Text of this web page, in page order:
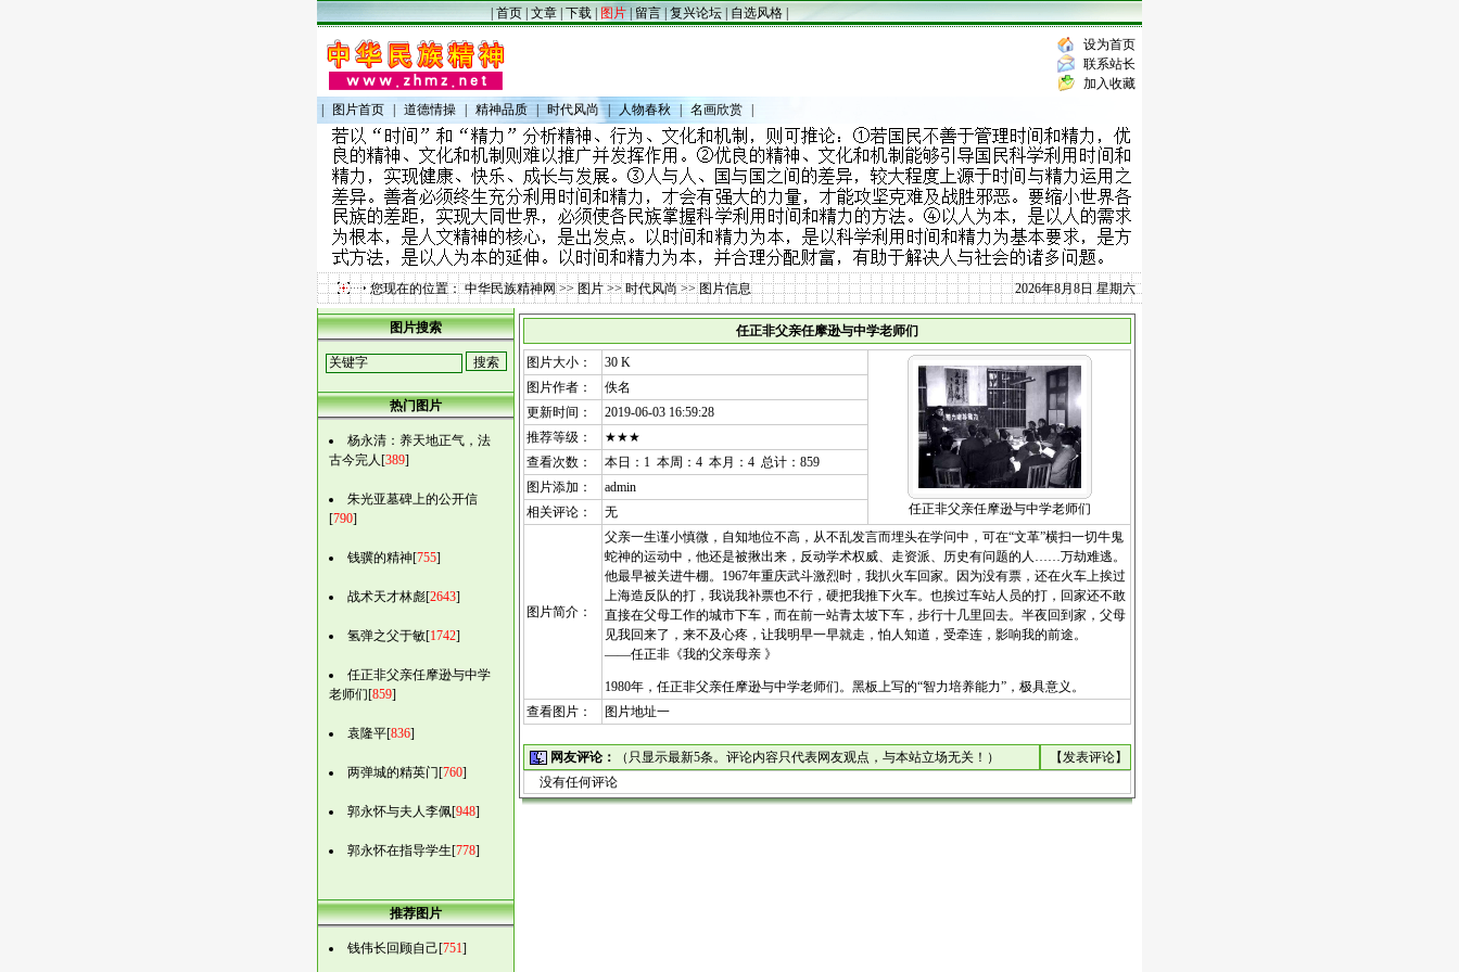
|首页|文章|下载| 图片|留言|复兴论坛 |自选风格
设为首页
联系站长
加入收藏
图片首页 道德情操 精神品质 时代风尚 人物春秋 名画欣赏
您现在的位置：中华民族精神网>>图片>>时代风尚>> 图片信息 2026年8月8日 星期六
图片搜索
热门图片
杨永清：养天地正气，法
古今完人[389]
朱光亚墓碑上的公开信
[790]
钱骥的精神[755]
战术天才林彪[2643]
氢弹之父于敏[1742]
任正非父亲任摩逊与中学
老师们[859]
袁隆平[836]
两弹城的精英门[760]
郭永怀与夫人李佩[948]
郭永怀在指导学生[778]
推荐图片
钱伟长回顾自己[751]
任正非父亲任摩逊与中学老师们
图片大小： 30 K
任正非父亲任摩逊与中学老师们
图片作者：
佚名
更新时间：
2019-06-03 16:59:28
推荐等级：
★★★
查看次数：
本日：1 本周：4 本月：4 总计：859
图片添加：
admin
相关评论：
无
图片简介：
父亲一生谨小慎微，自知地位不高，从不乱发言而埋头在学问中，可在“文革”横扫一切牛鬼
蛇神的运动中，他还是被揪出来，反动学术权威、走资派、历史有问题的人……万劫难逃。
他最早被关进牛棚。1967年重庆武斗激烈时，我扒火车回家。因为没有票，还在火车上挨过
上海造反队的打，我说我补票也不行，硬把我推下火车。也挨过车站人员的打，回家还不敢
直接在父母工作的城市下车，而在前一站青太坡下车，步行十几里回去。半夜回到家，父母
见我回来了，来不及心疼，让我明早一早就走，怕人知道，受牵连，影响我的前途。
——任正非《我的父亲母亲 》
1980年，任正非父亲任摩逊与中学老师们。黑板上写的“智力培养能力”，极具意义。
查看图片：
图片地址一
网友评论： （只显示最新5条。评论内容只代表网友观点，与本站立场无关！） 【发表评论】
没有任何评论